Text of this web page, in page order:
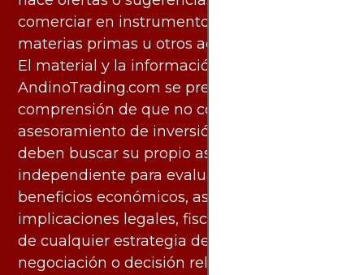
comerciar en instrumentos financieros,
materias primas u otros activos.
El material y la información disponibles en
AndinoTrading.com se presentan con la
comprensión de que no constituyen
asesoramiento de inversión. Los usuarios
deben buscar su propio asesoramiento
independiente para evaluar los riesgos y
beneficios económicos, así como las
implicaciones legales, fiscales y contables
de cualquier estrategia de inversión,
negociación o decisión relacionada con